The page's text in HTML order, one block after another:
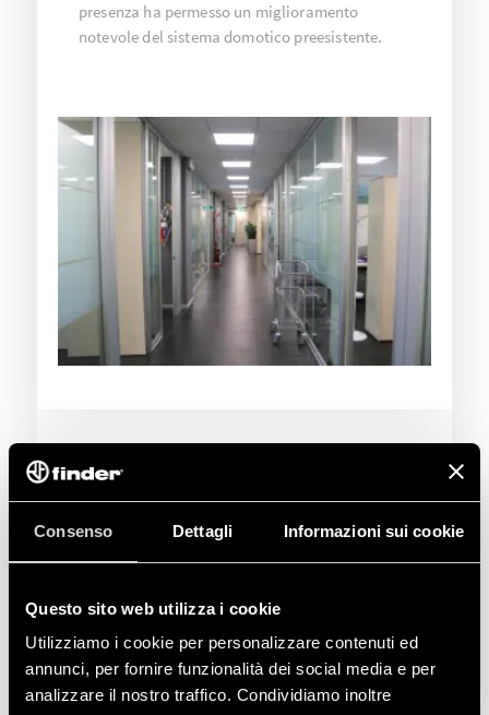
Consenso Dettagli Informazioni sui cookie
Questo sito web utilizza i cookie
Utilizziamo i cookie per personalizzare contenuti ed
annunci, per fornire funzionalità dei social media e per
analizzare il nostro traffico. Condividiamo inoltre
presenza ha permesso un miglioramento
notevole del sistema domotico preesistente.